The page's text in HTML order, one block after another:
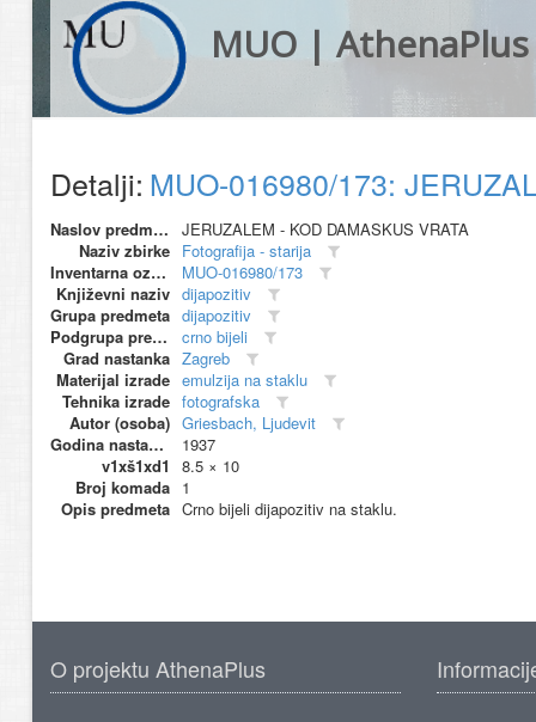
MUO | AthenaPlus
Detalji: MUO-016980/173:
Naslov predmeta
JERUZALEM - KOD DAMASKUS VRATA
Naziv zbirke Fotografija - starija
Inventarna oznaka
MUO-016980/173
Književni naziv dijapozitiv
Grupa predmeta dijapozitiv
Podgrupa predmeta
crno bijeli
Grad nastanka Zagreb
Materijal izrade emulzija na staklu
Tehnika izrade fotografska
Autor (osoba) Griesbach, Ljudevit
Godina nastanka
1937
v1xš1xd1
8.5 × 10
Broj komada 1
Opis predmeta Crno bijeli dijapozitiv na staklu.
O projektu AthenaPlus